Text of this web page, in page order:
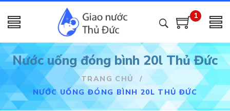
1
Nước uống đóng bình 20l Thủ Đức
TRANG CHỦ
/
NƯỚC UỐNG ĐÓNG BÌNH 20L THỦ ĐỨC